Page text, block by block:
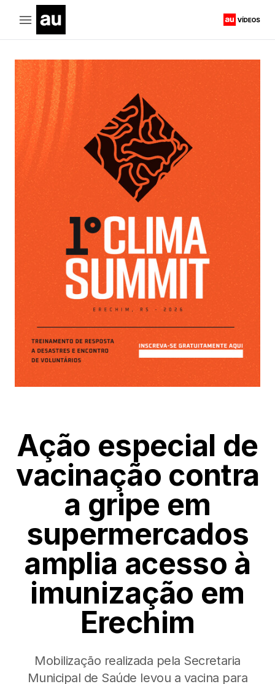
Ação especial de
vacinação contra
a gripe em
supermercados
amplia acesso à
imunização em
Erechim
Mobilização realizada pela Secretaria
Municipal de Saúde levou a vacina para